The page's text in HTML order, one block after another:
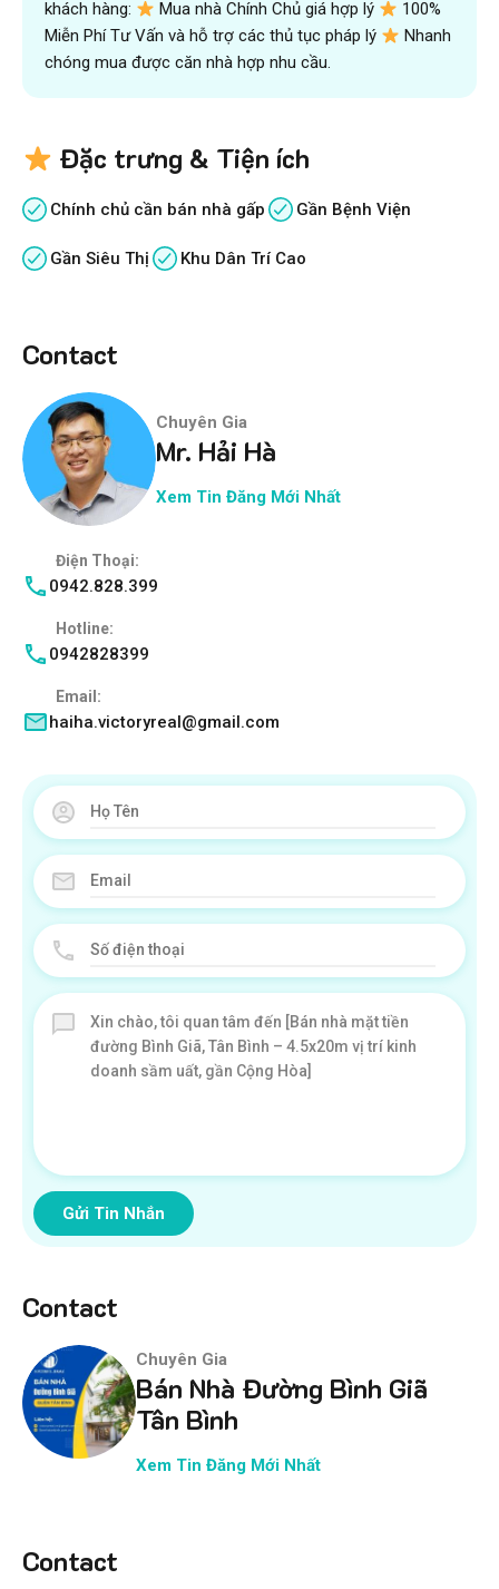
khách hàng:
Mua nhà Chính Chủ giá hợp lý
100%
Miễn Phí Tư Vấn và hỗ trợ các thủ tục pháp lý
Nhanh
chóng mua được căn nhà hợp nhu cầu.
Đặc trưng & Tiện ích
Chính chủ cần bán nhà gấp Gần Bệnh Viện
Gần Siêu Thị Khu Dân Trí Cao
Contact
Chuyên Gia
Mr. Hải Hà
Xem Tin Đăng Mới Nhất
Điện Thoại:
0942.828.399
Hotline:
0942828399
Email:
haiha.victoryreal@gmail.com
Gửi Tin Nhắn
Contact
Chuyên Gia
Bán Nhà Đường Bình Giã
Tân Bình
Xem Tin Đăng Mới Nhất
Contact